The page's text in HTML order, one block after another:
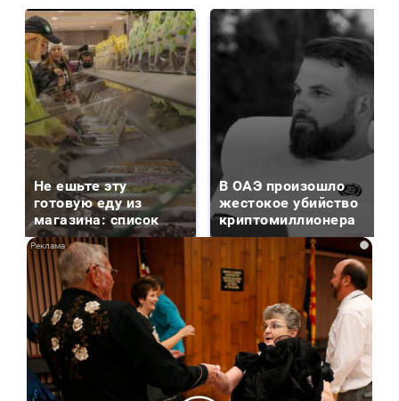
Не ешьте эту
готовую еду из
магазина: список
В ОАЭ произошло
жестокое убийство
криптомиллионера
i